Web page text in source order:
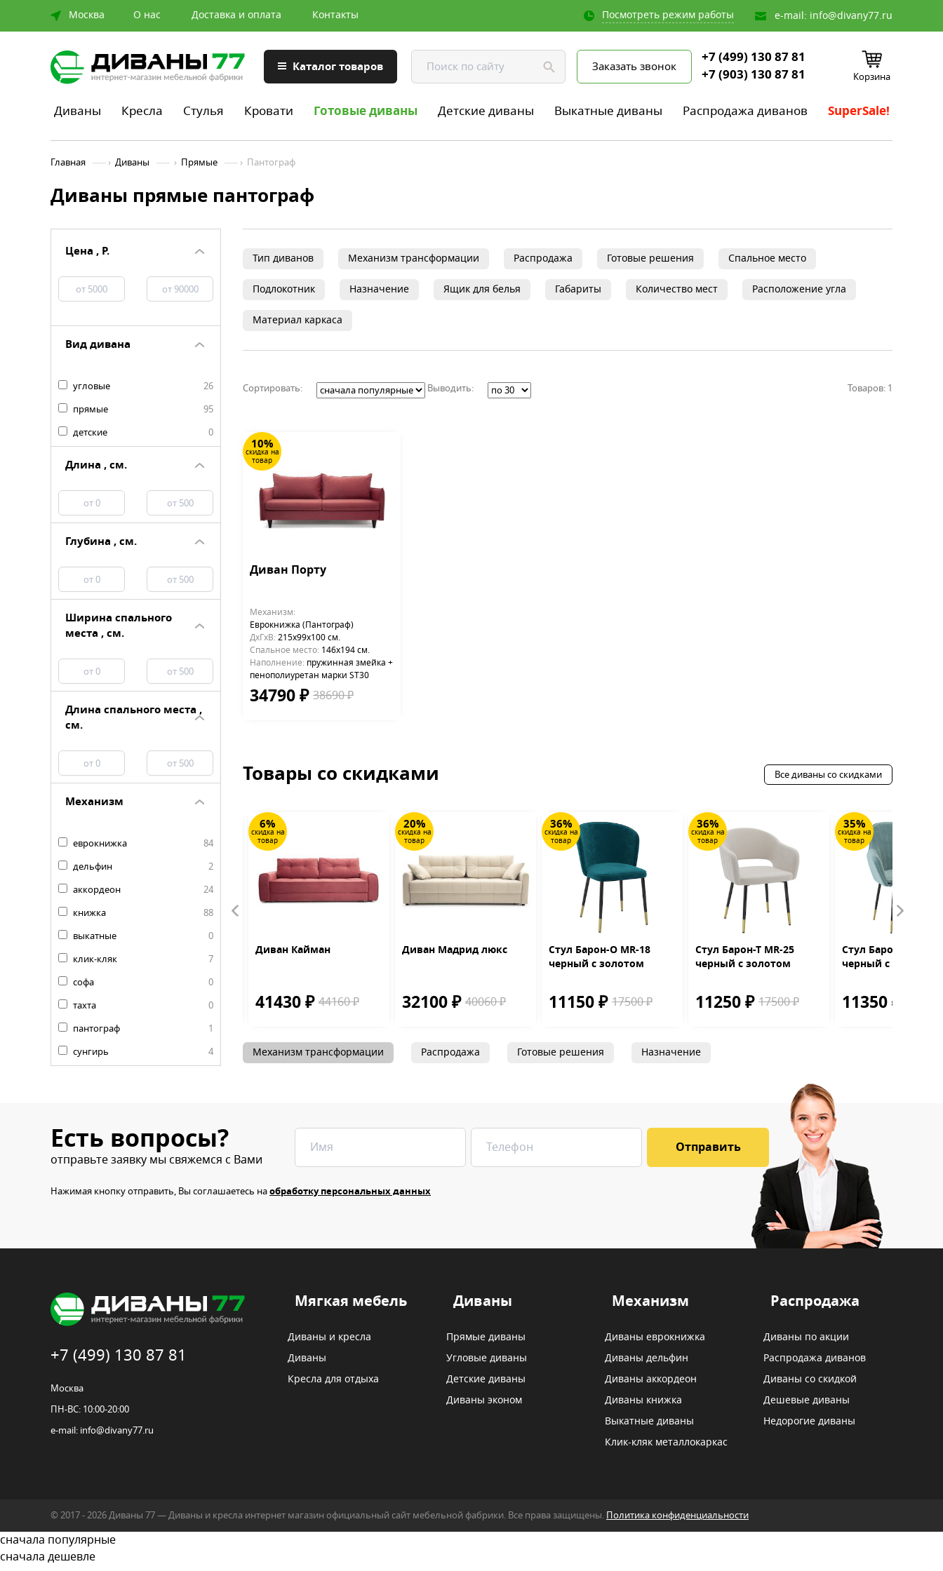
Москва О нас Доставка и оплата Контакты e-mail: info@divany77.ru
Посмотреть режим работы
Каталог товаров Заказать звонок
+7 (499) 130 87 81
+7 (903) 130 87 81
Корзина
Диваны Кресла Стулья Кровати Готовые диваны Детские диваны Выкатные диваны Распродажа диванов SuperSale!
Главная › Диваны › Прямые › Пантограф
Диваны прямые пантограф
Цена , Р.
Вид дивана
угловые
26
прямые
95
детские
0
Длина , см.
Глубина , см.
Ширина спального
места , см.
Длина спального места ,
см.
Механизм
еврокнижка
84
дельфин
2
аккордеон
24
книжка
88
выкатные
0
клик-кляк
7
софа
0
тахта
0
пантограф
1
сунгирь
4
Тип диванов Механизм трансформации Распродажа Готовые решения Спальное место
Подлокотник Назначение Ящик для белья Габариты Количество мест Расположение угла
Материал каркаса
Сортировать: Выводить: Товаров: 1
10%
скидка на
товар
Диван Порту
Механизм:
Еврокнижка (Пантограф)
ДхГхВ: 215х99x100 см.
Cпальное место: 146x194 см.
Наполнение: пружинная змейка +
пенополиуретан марки ST30
34790 ₽ 38690 ₽
Товары со скидками Все диваны со скидками
38690 ₽
товар
черный с золотом
17500 ₽
6%
скидка на
товар
Диван Кайман
41430 ₽ 44160 ₽
20%
скидка на
товар
Диван Мадрид люкс
32100 ₽ 40060 ₽
36%
скидка на
товар
Стул Барон-О MR-18
черный с золотом
11150 ₽ 17500 ₽
36%
скидка на
товар
Стул Барон-Т MR-25
черный с золотом
11250 ₽ 17500 ₽
35%
скидка на
товар
Стул Барон-Ф MR-
черный с золотом
11350 ₽
Механизм трансформации Распродажа Готовые решения Назначение
Есть вопросы?
отправьте заявку мы свяжемся с Вами
Нажимая кнопку отправить, Вы соглашаетесь наобработку персональных данных
+7 (499) 130 87 81
Москва
ПН-ВС: 10:00-20:00
e-mail: info@divany77.ru
Мягкая мебель
Диваны и кресла
Диваны
Кресла для отдыха
Диваны
Прямые диваны
Угловые диваны
Детские диваны
Диваны эконом
Механизм
Диваны еврокнижка
Диваны дельфин
Диваны аккордеон
Диваны книжка
Выкатные диваны
Клик-кляк металлокаркас
Распродажа
Диваны по акции
Распродажа диванов
Диваны со скидкой
Дешевые диваны
Недорогие диваны
© 2017 - 2026 Диваны 77 — Диваны и кресла интернет магазин официальный сайт мебельной фабрики. Все права защищены. Политика конфиденциальности